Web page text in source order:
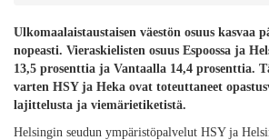
Ulkomaalaistaustaisen väestön osuus kasvaa
nopeasti. Vieraskielisten osuus Espoossa ja
13,5 prosenttia ja Vantaalla 14,4 prosenttia.
varten HSY ja Heka ovat toteuttaneet
lajittelusta ja viemärietiketistä.
Helsingin seudun ympäristöpalvelut HSY ja